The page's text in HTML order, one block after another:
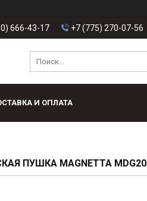
666-43-17 +7 (775) 270-07-56
И ОПЛАТА
ПУШКА MAGNETTA MDG20